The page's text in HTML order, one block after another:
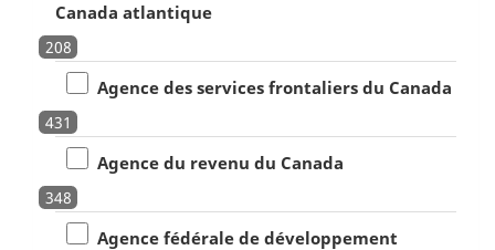
Canada atlantique
208
Agence des services frontaliers du Canada
431
Agence du revenu du Canada
348
Agence fédérale de développement